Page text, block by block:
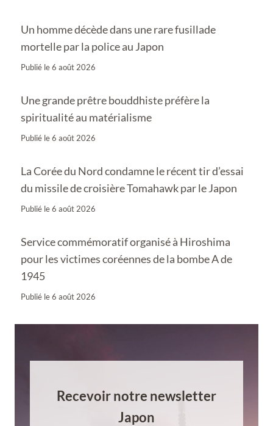
Un homme décède dans une rare fusillade
mortelle par la police au Japon
Publié le6 août 2026
Une grande prêtre bouddhiste préfère la
spiritualité au matérialisme
Publié le6 août 2026
La Corée du Nord condamne le récent tir d’essai
du missile de croisière Tomahawk par le Japon
Publié le6 août 2026
Service commémoratif organisé à Hiroshima
pour les victimes coréennes de la bombe A de
1945
Publié le6 août 2026
Recevoir notre newsletter
Japon